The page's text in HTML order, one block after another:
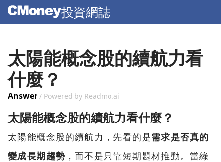
投資網誌
太陽能概念股的續航力看
什麼？
Answer / Powered by Readmo.ai
太陽能概念股的續航力看什麼？
太陽能概念股的續航力，先看的是需求是否真的
變成長期趨勢 ，而不是只靠短期題材推動。當綠